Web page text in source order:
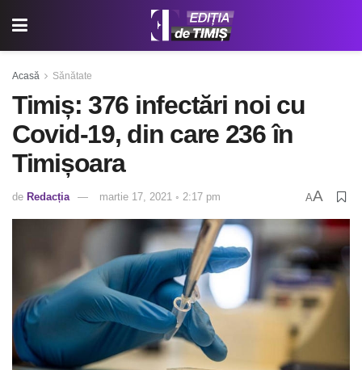
Acasă Sănătate
Timiș: 376 infectări noi cu
Covid-19, din care 236 în
Timișoara
de Redacția martie 17, 2021 ◦ 2:17 pm AA